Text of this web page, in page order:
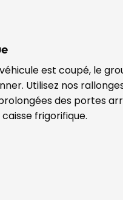
est coupé, le
Utilisez nos
des portes
frigorifique.